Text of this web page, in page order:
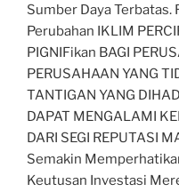
Sumber Daya Terbatas.
Perubahan IKLIM
PIGNIFikan BAGI
PERUSAHAAN YANG
TANTIGAN YANG
DAPAT MENGALAMI
DARI SEGI REPUTASI
Semakin
Keutusan Investasi